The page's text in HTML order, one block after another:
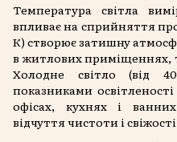
Температура світла
впливає на сприйняття
К) створює затишну
в житлових приміщеннях,
Холодне світло (від
показниками
офісах, кухнях і
відчуття чистоти і